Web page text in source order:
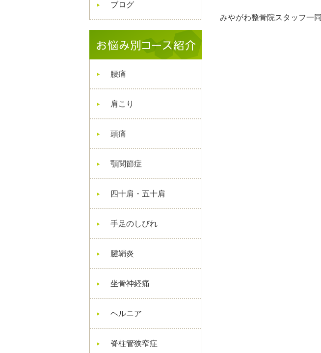
ブログ
腰痛
肩こり
頭痛
顎関節症
四十肩・五十肩
手足のしびれ
腱鞘炎
坐骨神経痛
ヘルニア
脊柱管狭窄症
みやがわ整骨院スタッフ一同